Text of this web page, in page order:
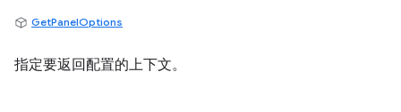
GetPanelOptions
指定要返回配置的上下文。